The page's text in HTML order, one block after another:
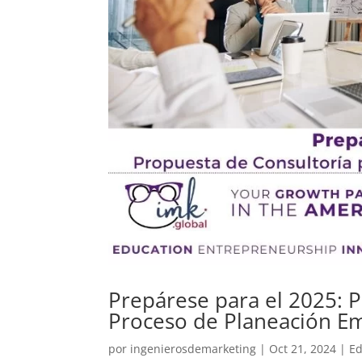
Prepárese para el 2025:
Proceso de Planeación
por ingenierosdemarketing | Oct 21, 2024 |